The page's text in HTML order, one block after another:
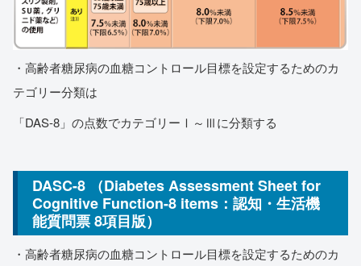
・高齢者糖尿病の血糖コントロール目標を設定するためのカ
テゴリー分類は
「DAS-8」の点数でカテゴリーⅠ～Ⅲに分類する
DASC-8 （Diabetes Assessment Sheet for
Cognitive Function-8 items：認知・生活機
能質問票 8項目版）
・高齢者糖尿病の血糖コントロール目標を設定するためのカ